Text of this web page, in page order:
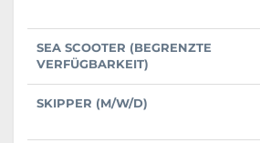
SEA SCOOTER (BEGRENZTE
VERFÜGBARKEIT)
SKIPPER (M/W/D)